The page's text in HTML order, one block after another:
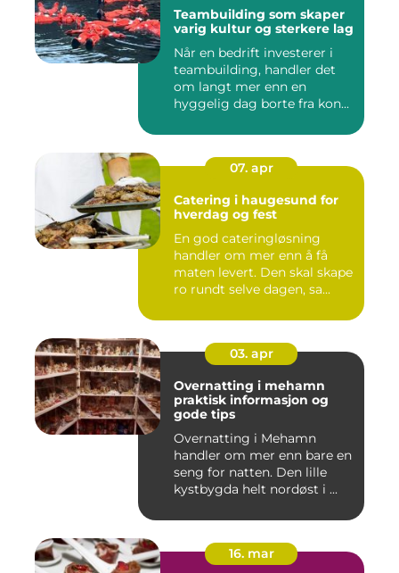
Teambuilding som skaper
varig kultur og sterkere lag
Når en bedrift investerer i
teambuilding, handler det
om langt mer enn en
hyggelig dag borte fra kon...
07. apr
Catering i haugesund for
hverdag og fest
En god cateringløsning
handler om mer enn å få
maten levert. Den skal skape
ro rundt selve dagen, sa...
03. apr
Overnatting i mehamn
praktisk informasjon og
gode tips
Overnatting i Mehamn
handler om mer enn bare en
seng for natten. Den lille
kystbygda helt nordøst i ...
16. mar